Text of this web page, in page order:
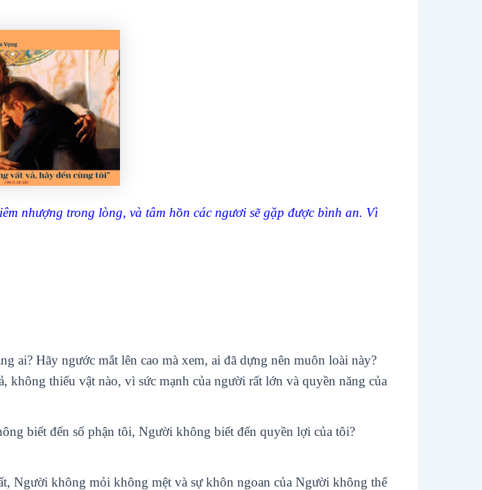
nhượng trong lòng, và tâm hồn các ngươi sẽ gặp được bình an. Vì
ai? Hãy ngước mắt lên cao mà xem, ai đã dựng nên muôn loài này?
thiếu vật nào, vì sức mạnh của người rất lớn và quyền năng của
biết đến số phận tôi, Người không biết đến quyền lợi của tôi?
Người không mỏi không mệt và sự khôn ngoan của Người không thể